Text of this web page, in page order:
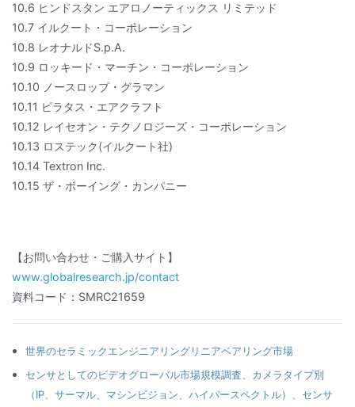
10.6 ヒンドスタン エアロノーティックス リミテッド
10.7 イルクート・コーポレーション
10.8 レオナルドS.p.A.
10.9 ロッキード・マーチン・コーポレーション
10.10 ノースロップ・グラマン
10.11 ピラタス・エアクラフト
10.12 レイセオン・テクノロジーズ・コーポレーション
10.13 ロステック(イルクート社)
10.14 Textron Inc.
10.15 ザ・ボーイング・カンパニー
【お問い合わせ・ご購入サイト】
www.globalresearch.jp/contact
資料コード：SMRC21659
世界のセラミックエンジニアリングリニアベアリング市場
センサとしてのビデオグローバル市場規模調査、カメラタイプ別
（IP、サーマル、マシンビジョン、ハイパースペクトル）、センサ